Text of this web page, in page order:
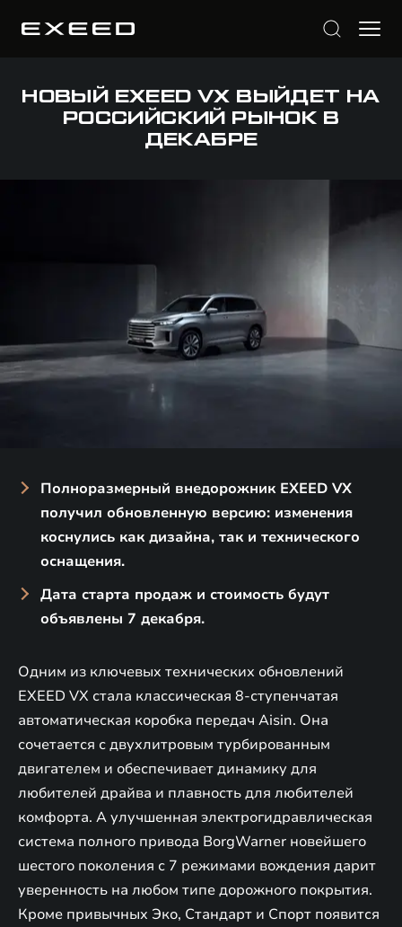
НОВЫЙ EXEED VX ВЫЙДЕТ НА
РОССИЙСКИЙ РЫНОК В
ДЕКАБРЕ
Полноразмерный внедорожник EXEED VX
получил обновленную версию: изменения
коснулись как дизайна, так и технического
оснащения.
Дата старта продаж и стоимость будут
объявлены 7 декабря.
Одним из ключевых технических обновлений
EXEED VX стала классическая 8-ступенчатая
автоматическая коробка передач Aisin. Она
сочетается с двухлитровым турбированным
двигателем и обеспечивает динамику для
любителей драйва и плавность для любителей
комфорта. А улучшенная электрогидравлическая
система полного привода BorgWarner новейшего
шестого поколения с 7 режимами вождения дарит
уверенность на любом типе дорожного покрытия.
Кроме привычных Эко, Стандарт и Спорт появится